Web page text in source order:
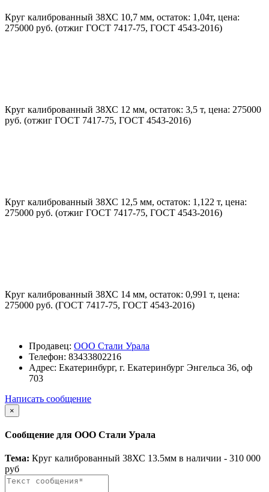
Круг калиброванный 38ХС 10,7 мм, остаток: 1,04т, цена:
275000 руб. (отжиг ГОСТ 7417-75, ГОСТ 4543-2016)
Круг калиброванный 38ХС 12 мм, остаток: 3,5 т, цена: 275000
руб. (отжиг ГОСТ 7417-75, ГОСТ 4543-2016)
Круг калиброванный 38ХС 12,5 мм, остаток: 1,122 т, цена:
275000 руб. (отжиг ГОСТ 7417-75, ГОСТ 4543-2016)
Круг калиброванный 38ХС 14 мм, остаток: 0,991 т, цена:
275000 руб. (ГОСТ 7417-75, ГОСТ 4543-2016)
Продавец: ООО Стали Урала
Телефон: 83433802216
Адрес: Екатеринбург, г. Екатеринбург Энгельса 36, оф
703
Написать сообщение
×
Сообщение для ООО Стали Урала
Тема: Круг калиброванный 38ХС 13.5мм в наличии - 310 000
руб